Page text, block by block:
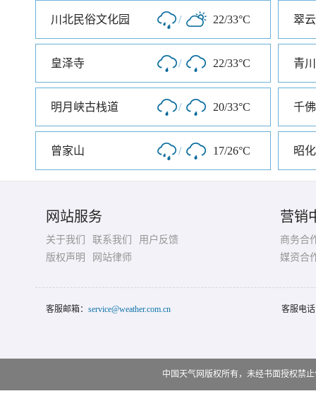
川北民俗文化园 / 22/33°C 翠
皇泽寺 / 22/33°C
明月峡古栈道 / 20/33°C 千
曾家山 / 17/26°C 昭
网站服务
关于我们 联系我们
用户反馈
版权声明
网站律师
营销
商务合
媒资合
客服邮箱： service@weather.com.cn 客服电
中国天气网版权所有，未经书面授权